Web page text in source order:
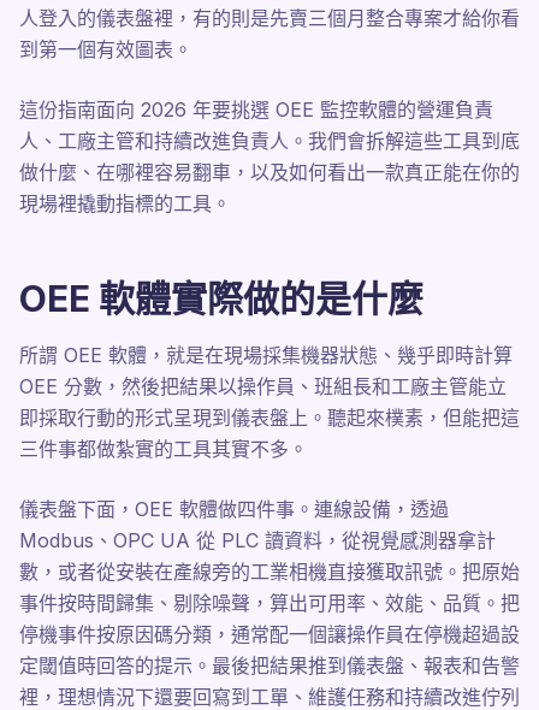
人登入的儀表盤裡，有的則是先賣三個月整合專案才給你看
到第一個有效圖表。
這份指南面向 2026 年要挑選 OEE 監控軟體的營運負責
人、工廠主管和持續改進負責人。我們會拆解這些工具到底
做什麼、在哪裡容易翻車，以及如何看出一款真正能在你的
現場裡撬動指標的工具。
OEE 軟體實際做的是什麼
所謂 OEE 軟體，就是在現場採集機器狀態、幾乎即時計算
OEE 分數，然後把結果以操作員、班組長和工廠主管能立
即採取行動的形式呈現到儀表盤上。聽起來樸素，但能把這
三件事都做紮實的工具其實不多。
儀表盤下面，OEE 軟體做四件事。連線設備，透過
Modbus、OPC UA 從 PLC 讀資料，從視覺感測器拿計
數，或者從安裝在產線旁的工業相機直接獲取訊號。把原始
事件按時間歸集、剔除噪聲，算出可用率、效能、品質。把
停機事件按原因碼分類，通常配一個讓操作員在停機超過設
定閾值時回答的提示。最後把結果推到儀表盤、報表和告警
裡，理想情況下還要回寫到工單、維護任務和持續改進佇列